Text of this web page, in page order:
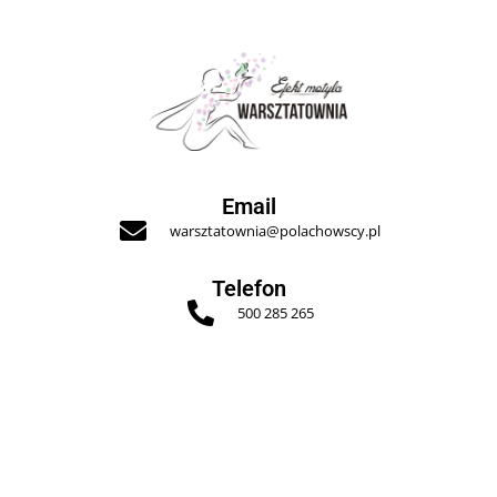
Email
warsztatownia@polachowscy.pl
Telefon
500 285 265